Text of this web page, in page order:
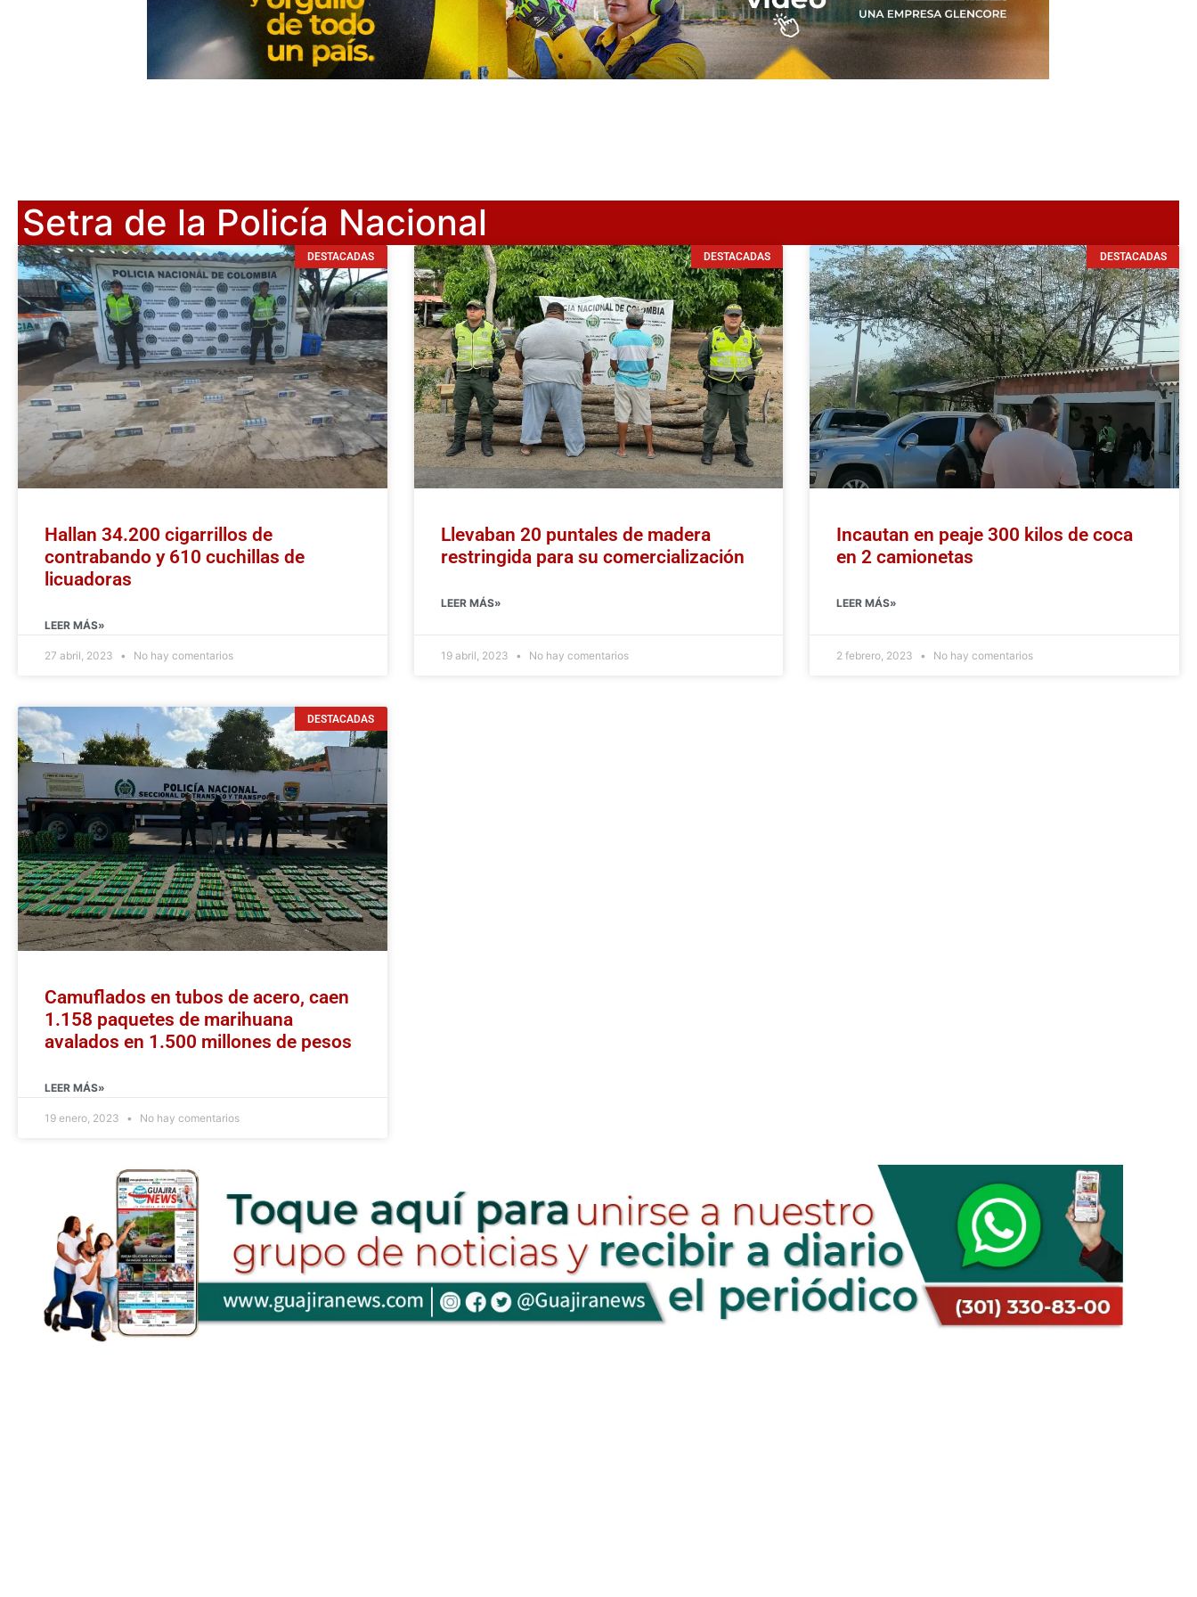
Setra de la Policía Nacional
DESTACADAS
Hallan 34.200 cigarrillos de
contrabando y 610 cuchillas de
licuadoras
LEER MÁS»
27 abril, 2023 No hay comentarios
DESTACADAS
Llevaban 20 puntales de madera
restringida para su comercialización
LEER MÁS»
19 abril, 2023 No hay comentarios
DESTACADAS
Incautan en peaje 300 kilos de coca
en 2 camionetas
LEER MÁS»
2 febrero, 2023 No hay comentarios
DESTACADAS
Camuflados en tubos de acero, caen
1.158 paquetes de marihuana
avalados en 1.500 millones de pesos
LEER MÁS»
19 enero, 2023 No hay comentarios